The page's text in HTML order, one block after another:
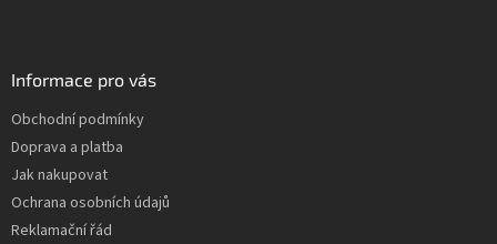
Informace pro vás
Obchodní podmínky
Doprava a platba
Jak nakupovat
Ochrana osobních údajů
Reklamační řád